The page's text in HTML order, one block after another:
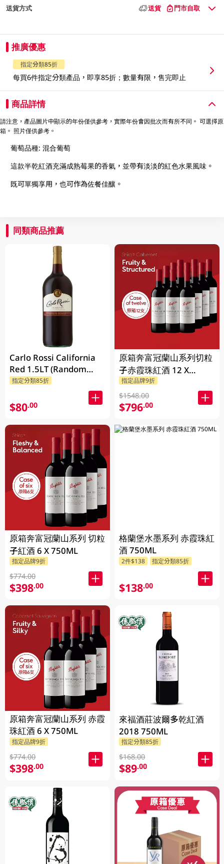
送貨方式 送貨 門市自取
推廣優惠
指定分類85折
每買6件指定分類產品，即享85折；數量有限，售完即止
商品詳情
請注意，產品圖片中顯示的年份僅供參考，實際年份會因批次而有所不同。 可選擇原
箱。 照片僅供參考。
葡萄品種: 混合葡萄
這款半乾紅酒充滿成熟莓果的香氣，並帶有淡淡的紅色水果風味。
既可單獨享用，也可作為佐餐佳釀。
同類商品推薦
Carlo Rossi California
Red 1.5LT (Random
Packaging)
指定分類85折
$80.00
原箱奔富冠蘭山系列 切粒
子紅酒 6 X 750ML
指定品牌9折
$774.00
$398.00
原箱奔富冠蘭山系列 赤霞
珠紅酒 6 X 750ML
指定品牌9折
$774.00
$398.00
原箱奔富冠蘭山系列切粒
子赤霞珠紅酒 12 X
750ML
指定品牌9折
$1548.00
$796.00
格蘭堡水墨系列 赤霞珠紅
酒 750ML
2件$138 指定分類85折
$138.00
來福酒莊波爾多乾紅酒
2018 750ML
指定分類85折
$168.00
$89.00